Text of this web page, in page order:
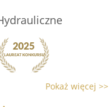
Pokaż więcej >>